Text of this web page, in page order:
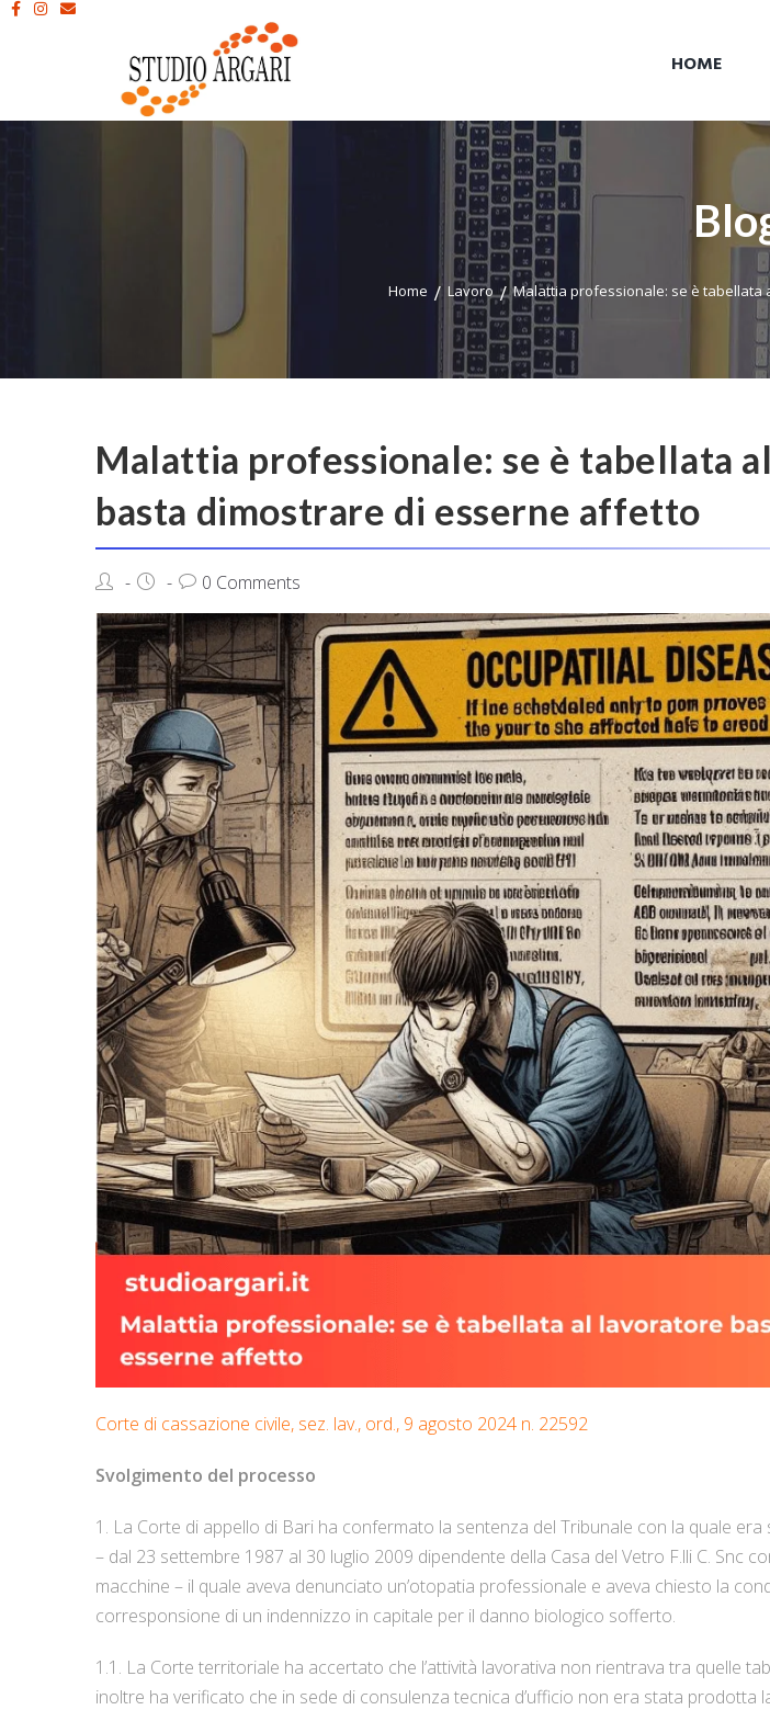
HOME
Home Lavoro Malattia professionale: se è
Malattia professionale: se è tabellata
basta dimostrare di esserne affetto
0 Comments
Corte di cassazione civile, sez. lav., ord., 9 agosto 2024 n. 22592
Svolgimento del processo
1. La Corte di appello di Bari ha confermato la sentenza del Tribunale con la quale
– dal 23 settembre 1987 al 30 luglio 2009 dipendente della Casa del Vetro F.lli C. Snc
macchine – il quale aveva denunciato un’otopatia professionale e aveva chiesto la
corresponsione di un indennizzo in capitale per il danno biologico sofferto.
1.1. La Corte territoriale ha accertato che l’attività lavorativa non rientrava tra quelle
inoltre ha verificato che in sede di consulenza tecnica d’ufficio non era stata prodotta